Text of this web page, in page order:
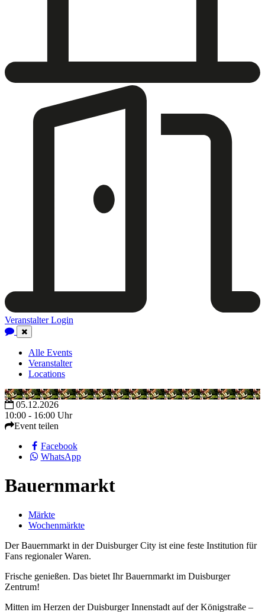
Veranstalter Login
Close
Navigation
Alle Events
Veranstalter
Locations
05.12.2026
10:00 - 16:00 Uhr
Event teilen
Facebook
WhatsApp
Bauernmarkt
Märkte
Wochenmärkte
Der Bauernmarkt in der Duisburger City ist eine feste Institution für
Fans regionaler Waren.
Frische genießen. Das bietet Ihr Bauernmarkt im Duisburger
Zentrum!
Mitten im Herzen der Duisburger Innenstadt auf der Königstraße –